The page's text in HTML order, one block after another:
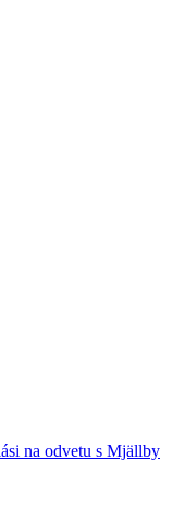
na odvetu s Mjällby